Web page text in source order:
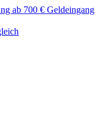
ab 700 € Geldeingang